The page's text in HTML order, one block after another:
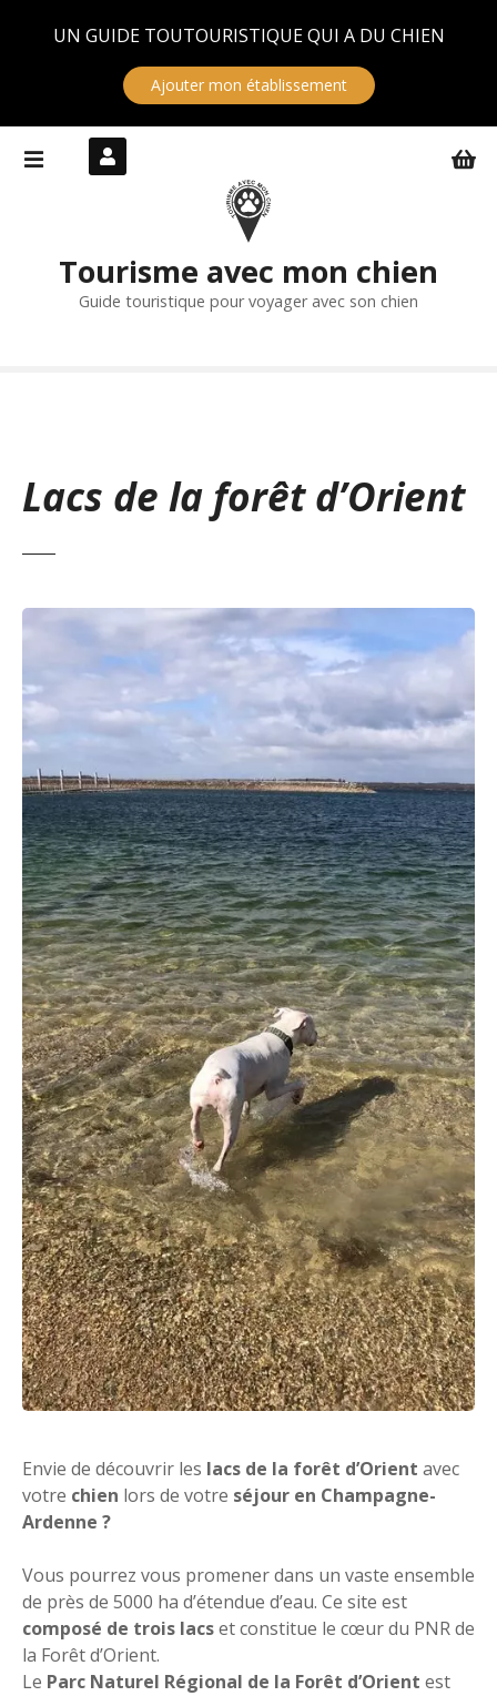
UN GUIDE TOUTOURISTIQUE QUI A DU CHIEN
Ajouter mon établissement
Tourisme avec mon chien
Guide touristique pour voyager avec son chien
Lacs de la forêt d’Orient
Envie de découvrir les lacs de la forêt d’Orient avec
votre chien lors de votre séjour en Champagne-
Ardenne ?
Vous pourrez vous promener dans un vaste ensemble
de près de 5000 ha d’étendue d’eau. Ce site est
composé de trois lacset constitue le cœur du PNR de
la Forêt d’Orient.
Le Parc Naturel Régional de la Forêt d’Orient est